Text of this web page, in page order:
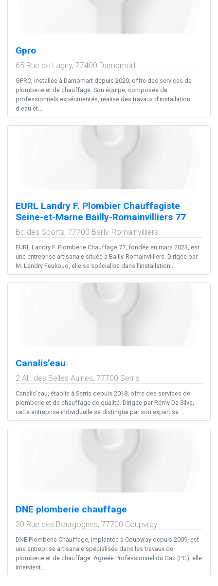
Gpro
65 Rue de Lagny, 77400 Dampmart
GPRO, installée à Dampmart depuis 2020, offre des services de
plomberie et de chauffage. Son équipe, composée de
professionnels expérimentés, réalise des travaux d’installation
d’eau et...
EURL Landry F. Plombier Chauffagiste
Seine-et-Marne Bailly-Romainvilliers 77
Bd des Sports, 77700 Bailly-Romainvilliers
EURL Landry F. Plomberie Chauffage 77, fondée en mars 2023, est
une entreprise artisanale située à Bailly-Romainvilliers. Dirigée par
M. Landry Feukouo, elle se spécialise dans l’installation...
Canalis’eau
2 All. des Belles Aulnes, 77700 Serris
Canalis’eau, établie à Serris depuis 2018, offre des services de
plomberie et de chauffage de qualité. Dirigée par Rémy Da Silva,
cette entreprise individuelle se distingue par son expertise ...
DNE plomberie chauffage
30 Rue des Bourgognes, 77700 Coupvray
DNE Plomberie Chauffage, implantée à Coupvray depuis 2009, est
une entreprise artisanale spécialisée dans les travaux de
plomberie et de chauffage. Agréée Professionnel du Gaz (PG), elle
intervient...